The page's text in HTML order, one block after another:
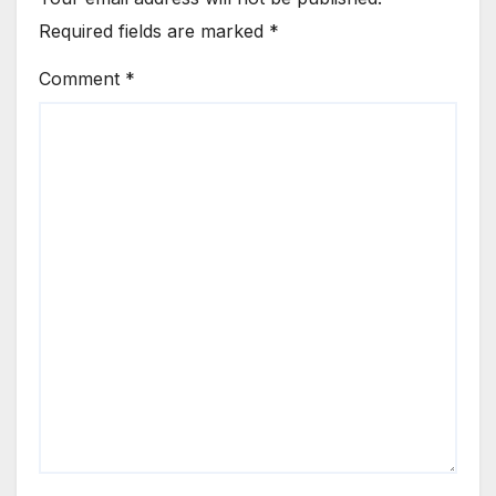
Required fields are marked *
Comment *